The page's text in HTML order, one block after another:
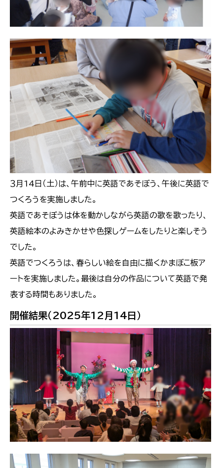
３月14日（土）は、午前中に英語であそぼう、午後に英語で
つくろうを実施しました。
英語であそぼうは体を動かしながら英語の歌を歌ったり、
英語絵本のよみきかせや色探しゲームをしたりと楽しそう
でした。
英語でつくろうは、春らしい絵を自由に描くかまぼこ板ア
ートを実施しました。最後は自分の作品について英語で発
表する時間もありました。
開催結果（2025年12月14日）